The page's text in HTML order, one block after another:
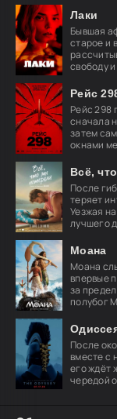
Лаки
Бывшая
старое и
свободу
Рейс
Рейс 298
сначала
затем
окнами
Всё,
После
теряет
Уезжая
лучшего
Моана
Моана
впервые
за
полубог
После
вместе с
его ждёт
чередой